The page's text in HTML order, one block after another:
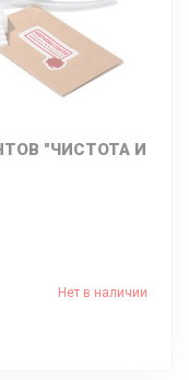
"ЧИСТОТА И
Нет в наличии